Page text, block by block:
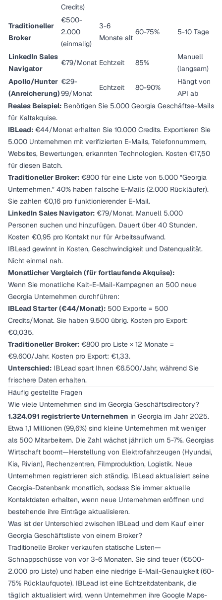
Credits)
Traditioneller
Broker
€500-
2.000
(einmalig)
3-6
Monate alt
60-75% 5-10 Tage
LinkedIn Sales
Navigator
€79/Monat Echtzeit 85%
Manuell
(langsam)
Apollo/Hunter
(Anreicherung)
€29-
99/Monat
Echtzeit 80-90%
Hängt von
API ab
Reales Beispiel: Benötigen Sie 5.000 Georgia Geschäftse-Mails
für Kaltakquise.
IBLead: €44/Monat erhalten Sie 10.000 Credits. Exportieren Sie
5.000 Unternehmen mit verifizierten E-Mails, Telefonnummern,
Websites, Bewertungen, erkannten Technologien. Kosten €17,50
für diesen Batch.
Traditioneller Broker: €800 für eine Liste von 5.000 "Georgia
Unternehmen." 40% haben falsche E-Mails (2.000 Rückläufer).
Sie zahlen €0,16 pro funktionierender E-Mail.
LinkedIn Sales Navigator: €79/Monat. Manuell 5.000
Personen suchen und hinzufügen. Dauert über 40 Stunden.
Kosten €0,95 pro Kontakt nur für Arbeitsaufwand.
IBLead gewinnt in Kosten, Geschwindigkeit und Datenqualität.
Nicht einmal nah.
Monatlicher Vergleich (für fortlaufende Akquise):
Wenn Sie monatliche Kalt-E-Mail-Kampagnen an 500 neue
Georgia Unternehmen durchführen:
IBLead Starter (€44/Monat): 500 Exporte = 500
Credits/Monat. Sie haben 9.500 übrig. Kosten pro Export:
€0,035.
Traditioneller Broker: €800 pro Liste × 12 Monate =
€9.600/Jahr. Kosten pro Export: €1,33.
Unterschied: IBLead spart Ihnen €6.500/Jahr, während Sie
frischere Daten erhalten.
Häufig gestellte Fragen
Wie viele Unternehmen sind im Georgia Geschäftsdirectory?
1.324.091 registrierte Unternehmen in Georgia im Jahr 2025.
Etwa 1,1 Millionen (99,6%) sind kleine Unternehmen mit weniger
als 500 Mitarbeitern. Die Zahl wächst jährlich um 5-7%. Georgias
Wirtschaft boomt—Herstellung von Elektrofahrzeugen (Hyundai,
Kia, Rivian), Rechenzentren, Filmproduktion, Logistik. Neue
Unternehmen registrieren sich ständig. IBLead aktualisiert seine
Georgia-Datenbank monatlich, sodass Sie immer aktuelle
Kontaktdaten erhalten, wenn neue Unternehmen eröffnen und
bestehende ihre Einträge aktualisieren.
Was ist der Unterschied zwischen IBLead und dem Kauf einer
Georgia Geschäftsliste von einem Broker?
Traditionelle Broker verkaufen statische Listen—
Schnappschüsse von vor 3-6 Monaten. Sie sind teuer (€500-
2.000 pro Liste) und haben eine niedrige E-Mail-Genauigkeit (60-
75% Rücklaufquote). IBLead ist eine Echtzeitdatenbank, die
täglich aktualisiert wird, wenn Unternehmen ihre Google Maps-